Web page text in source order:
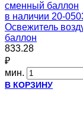
в наличии 20-
Освежитель
баллон
833.28
₽
мин.
В КОРЗИНУ